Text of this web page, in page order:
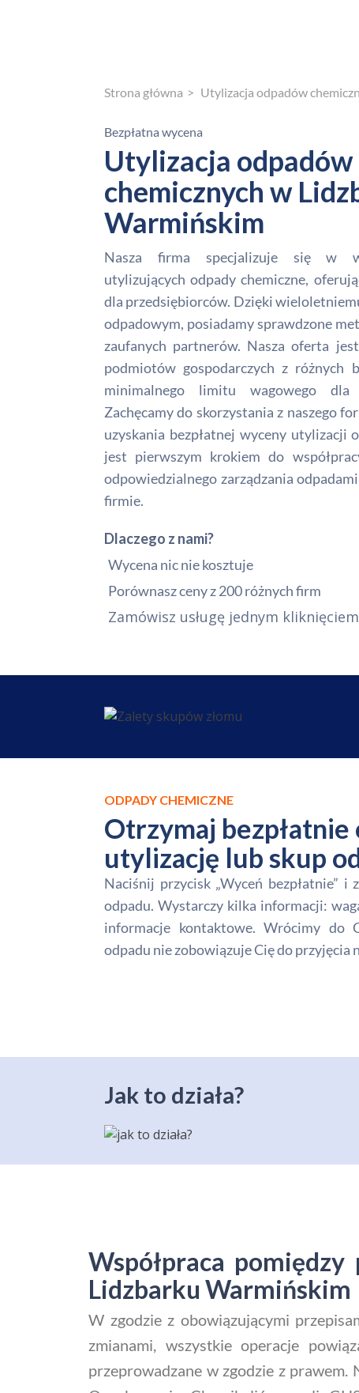
Strona główna Utylizacja odpadów
Bezpłatna wycena
Utylizacja odpadów
chemicznych w
Warmińskim
Nasza firma specjalizuje się w
utylizujących odpady chemiczne,
dla przedsiębiorców. Dzięki
odpadowym, posiadamy sprawdzone
zaufanych partnerów. Nasza oferta
podmiotów gospodarczych z różnych
minimalnego limitu wagowego dla
Zachęcamy do skorzystania z naszego
uzyskania bezpłatnej wyceny utylizacji
jest pierwszym krokiem do
odpowiedzialnego zarządzania
firmie.
Dlaczego z nami?
Wycena nic nie kosztuje
Porównasz ceny z 200 różnych firm
Zamówisz usługę jednym kliknięciem
ODPADY CHEMICZNE
Otrzymaj
utylizację lub skup
Naciśnij przycisk „Wyceń bezpłatnie” i
odpadu. Wystarczy kilka informacji:
informacje kontaktowe. Wrócimy do
odpadu nie zobowiązuje Cię do przyjęcia
Jak to działa?
Współpraca
Lidzbarku Warmińskim
W zgodzie z obowiązującymi
zmianami, wszystkie operacje
przeprowadzane w zgodzie z prawem.